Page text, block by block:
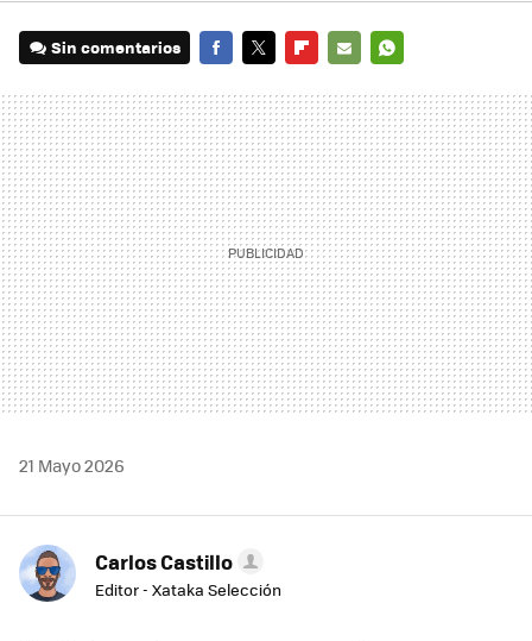
Sin comentarios
MAIL
21 Mayo 2026
Carlos Castillo
Editor - Xataka Selección